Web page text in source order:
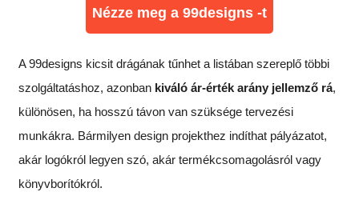
Nézze meg a 99designs -t
A 99designs kicsit drágának tűnhet a listában szereplő többi
szolgáltatáshoz, azonban kiváló ár-érték arány jellemző rá,
különösen, ha hosszú távon van szüksége tervezési
munkákra. Bármilyen design projekthez indíthat pályázatot,
akár logókról legyen szó, akár termékcsomagolásról vagy
könyvborítókról.